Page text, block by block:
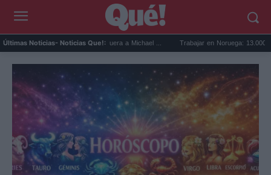
Últimas Noticias- Noticias Que!:
mejor quinteto: deja fuera a Michael ... Trabajar en Noruega: 13.000 nuevas